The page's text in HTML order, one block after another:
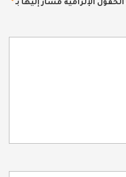
الحقول الإلزامية مشار إليها بـ *